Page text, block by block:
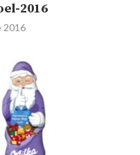
2016
2016